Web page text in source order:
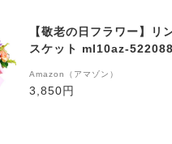
【敬老の日フラワー】リ
スケット ml10az-
Amazon（アマゾン）
3,850円